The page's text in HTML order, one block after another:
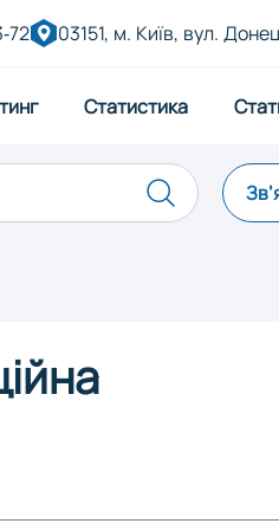
72 03151, м. Київ, вул.
Статистика